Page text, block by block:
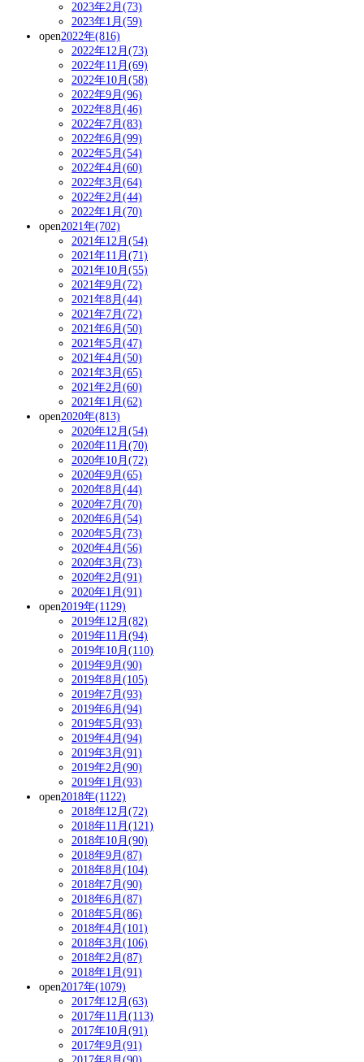
2023年2月(73)
2023年1月(59)
open2022年(816)
2022年12月(73)
2022年11月(69)
2022年10月(58)
2022年9月(96)
2022年8月(46)
2022年7月(83)
2022年6月(99)
2022年5月(54)
2022年4月(60)
2022年3月(64)
2022年2月(44)
2022年1月(70)
open2021年(702)
2021年12月(54)
2021年11月(71)
2021年10月(55)
2021年9月(72)
2021年8月(44)
2021年7月(72)
2021年6月(50)
2021年5月(47)
2021年4月(50)
2021年3月(65)
2021年2月(60)
2021年1月(62)
open2020年(813)
2020年12月(54)
2020年11月(70)
2020年10月(72)
2020年9月(65)
2020年8月(44)
2020年7月(70)
2020年6月(54)
2020年5月(73)
2020年4月(56)
2020年3月(73)
2020年2月(91)
2020年1月(91)
open2019年(1129)
2019年12月(82)
2019年11月(94)
2019年10月(110)
2019年9月(90)
2019年8月(105)
2019年7月(93)
2019年6月(94)
2019年5月(93)
2019年4月(94)
2019年3月(91)
2019年2月(90)
2019年1月(93)
open2018年(1122)
2018年12月(72)
2018年11月(121)
2018年10月(90)
2018年9月(87)
2018年8月(104)
2018年7月(90)
2018年6月(87)
2018年5月(86)
2018年4月(101)
2018年3月(106)
2018年2月(87)
2018年1月(91)
open2017年(1079)
2017年12月(63)
2017年11月(113)
2017年10月(91)
2017年9月(91)